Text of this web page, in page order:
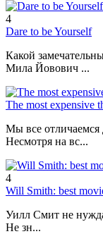
4
Dare to be Yourself
Какой
Мила Йовович ...
The most expensive
Мы все отличаемся
Несмотря на вс...
4
Will Smith: best
Уилл Смит не
Не зн...